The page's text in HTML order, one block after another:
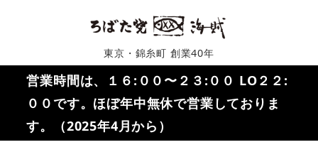
東京・錦糸町 創業40年
営業時間は、１６:００〜２３:００ LO２２:
００です。ほぼ年中無休で営業しておりま
す。（2025年4月から）